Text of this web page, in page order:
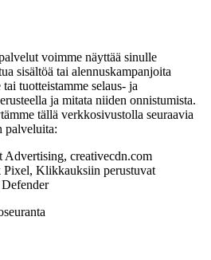
voimme näyttää sinulle
sisältöä tai alennuskampanjoita
tuotteistamme selaus- ja
ja mitata niiden onnistumista.
tällä verkkosivustolla seuraavia
palveluita:
creativecdn.com
Klikkauksiin perustuvat